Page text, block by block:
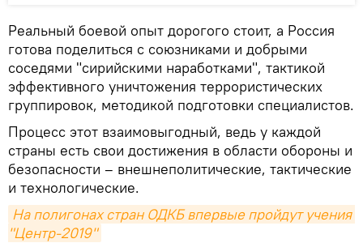
Реальный боевой опыт дорогого стоит, а Россия
готова поделиться с союзниками и добрыми
соседями "сирийскими наработками", тактикой
эффективного уничтожения террористических
группировок, методикой подготовки специалистов.
Процесс этот взаимовыгодный, ведь у каждой
страны есть свои достижения в области обороны и
безопасности – внешнеполитические, тактические
и технологические.
На полигонах стран ОДКБ впервые пройдут учения
"Центр-2019"